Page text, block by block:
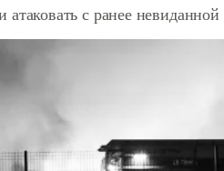
атаковать с ранее